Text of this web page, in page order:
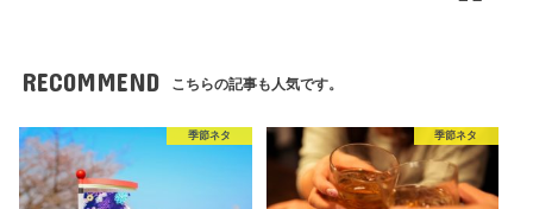
RECOMMEND こちらの記事も人気です。
季節ネタ 季節ネタ